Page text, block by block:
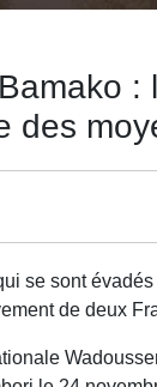
des
se sont
de deux